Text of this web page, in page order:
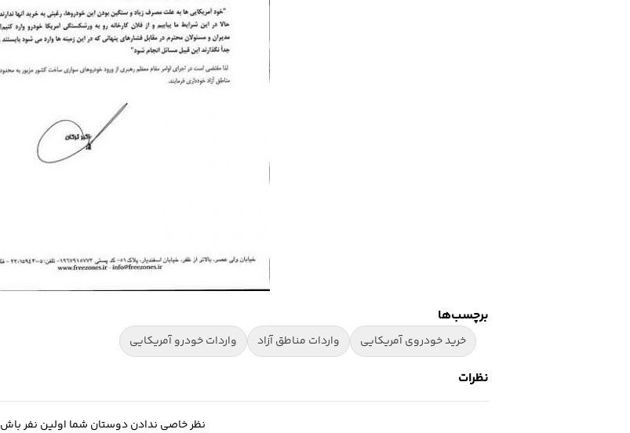
برچسب‌ها
خرید خودروی آمریکایی واردات مناطق آزاد واردات خودرو آمریکایی
نظرات
نظر خاصی ندادن دوستان شما اولین نفر باش